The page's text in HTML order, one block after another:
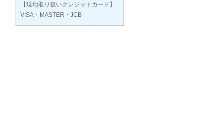
【現地取り扱いクレジットカード】
VISA・MASTER・JCB